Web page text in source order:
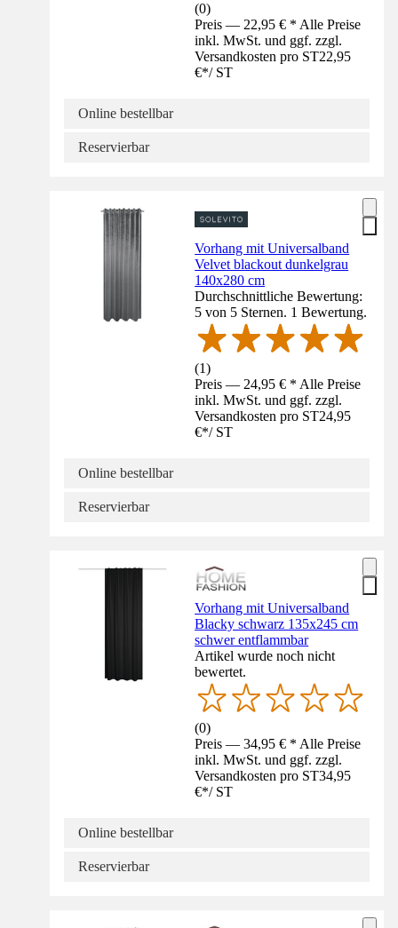
(0)
Preis — 22,95 € * Alle Preise
inkl. MwSt. und ggf. zzgl.
Versandkosten pro ST22,95
€*/ ST
Online bestellbar
Reservierbar
Vorhang mit Universalband
Velvet blackout dunkelgrau
140x280 cm
Durchschnittliche Bewertung:
5 von 5 Sternen. 1 Bewertung.
(1)
Preis — 24,95 € * Alle Preise
inkl. MwSt. und ggf. zzgl.
Versandkosten pro ST24,95
€*/ ST
Online bestellbar
Reservierbar
Vorhang mit Universalband
Blacky schwarz 135x245 cm
schwer entflammbar
Artikel wurde noch nicht
bewertet.
(0)
Preis — 34,95 € * Alle Preise
inkl. MwSt. und ggf. zzgl.
Versandkosten pro ST34,95
€*/ ST
Online bestellbar
Reservierbar